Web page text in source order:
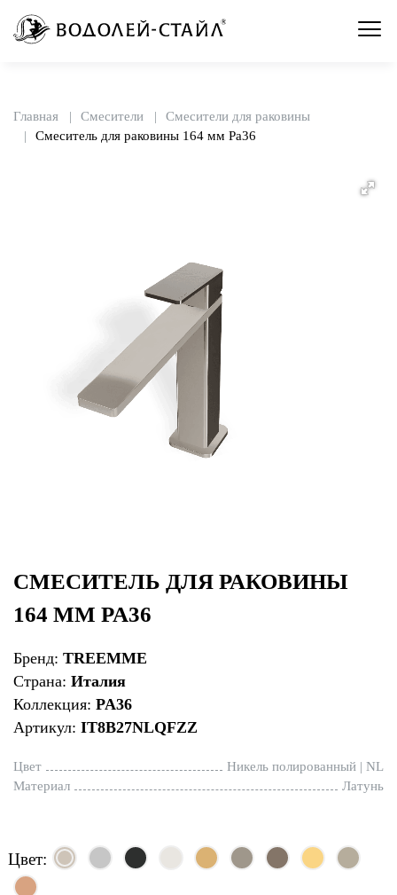
Главная Смесители
Смесители для раковины
Смеситель для раковины 164 мм Pa36
СМЕСИТЕЛЬ ДЛЯ РАКОВИНЫ
164 ММ PA36
Бренд: TREEMME
Страна: Италия
Коллекция: PA36
Артикул: IT8B27NLQFZZ
Цвет
Никель полированный | NL
Материал
Латунь
Цвет: